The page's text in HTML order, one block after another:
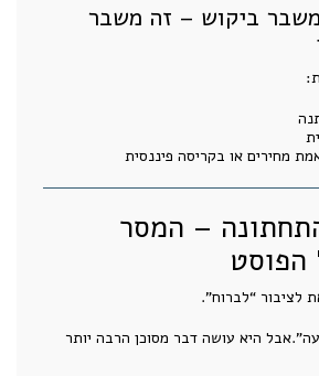
משבר ביקוש – זה משבר
מחירים או בקריסה פיננסית
– המסר
לציבור “לברוח”.
היא עושה דבר מסוכן הרבה יותר